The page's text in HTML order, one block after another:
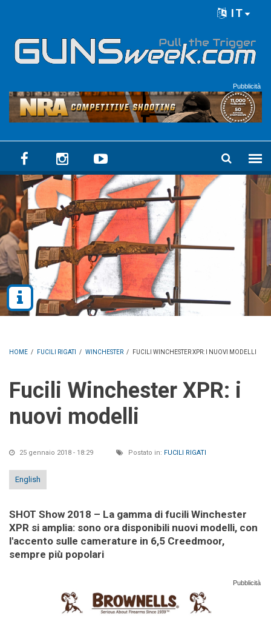
IT
Pubblicità
HOME / FUCILI RIGATI / WINCHESTER / FUCILI WINCHESTER XPR: I NUOVI MODELLI
Fucili Winchester XPR: i
nuovi modelli
25 gennaio 2018 - 18:29 Postato in: FUCILI RIGATI
English
SHOT Show 2018 – La gamma di fucili Winchester
XPR si amplia: sono ora disponibili nuovi modelli, con
l'accento sulle camerature in 6,5 Creedmoor,
sempre più popolari
Pubblicità